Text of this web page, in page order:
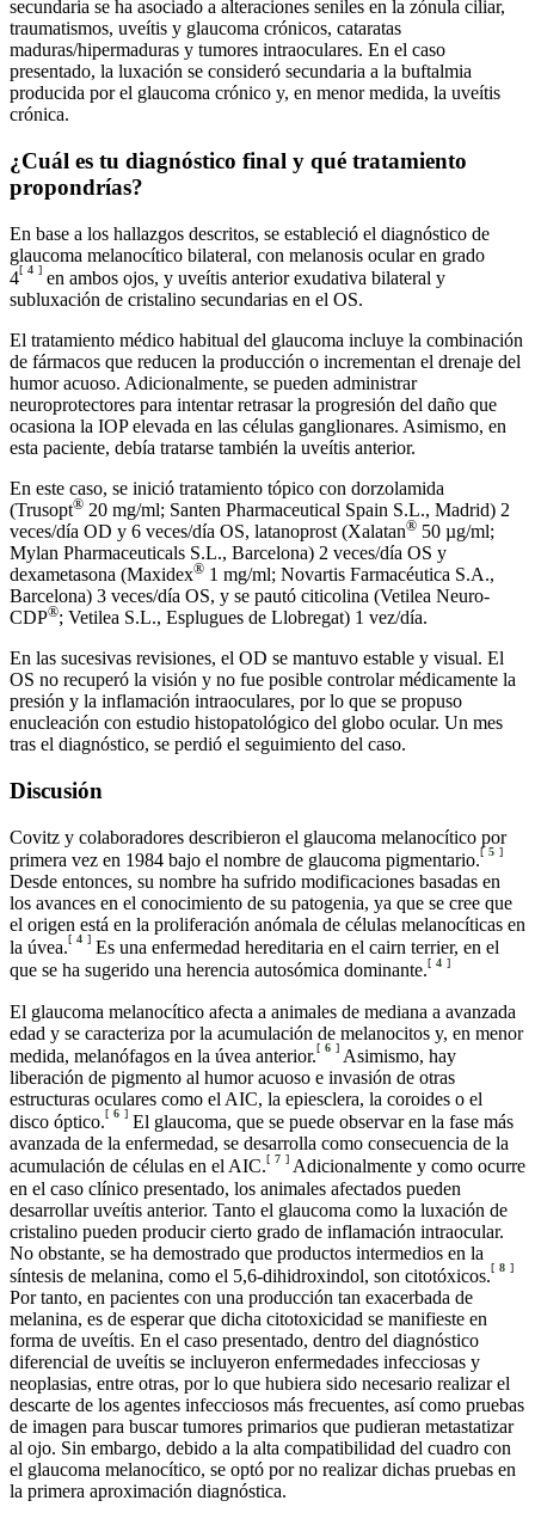
secundaria se ha asociado a alteraciones seniles en la zónula ciliar,
traumatismos, uveítis y glaucoma crónicos, cataratas
maduras/hipermaduras y tumores intraoculares. En el caso
presentado, la luxación se consideró secundaria a la buftalmia
producida por el glaucoma crónico y, en menor medida, la uveítis
crónica.
¿Cuál es tu diagnóstico final y qué tratamiento
propondrías?
En base a los hallazgos descritos, se estableció el diagnóstico de
glaucoma melanocítico bilateral, con melanosis ocular en grado
4[ 4 ] en ambos ojos, y uveítis anterior exudativa bilateral y
subluxación de cristalino secundarias en el OS.
El tratamiento médico habitual del glaucoma incluye la combinación
de fármacos que reducen la producción o incrementan el drenaje del
humor acuoso. Adicionalmente, se pueden administrar
neuroprotectores para intentar retrasar la progresión del daño que
ocasiona la IOP elevada en las células ganglionares. Asimismo, en
esta paciente, debía tratarse también la uveítis anterior.
En este caso, se inició tratamiento tópico con dorzolamida
(Trusopt® 20 mg/ml; Santen Pharmaceutical Spain S.L., Madrid) 2
veces/día OD y 6 veces/día OS, latanoprost (Xalatan® 50 µg/ml;
Mylan Pharmaceuticals S.L., Barcelona) 2 veces/día OS y
dexametasona (Maxidex® 1 mg/ml; Novartis Farmacéutica S.A.,
Barcelona) 3 veces/día OS, y se pautó citicolina (Vetilea Neuro-
CDP®; Vetilea S.L., Esplugues de Llobregat) 1 vez/día.
En las sucesivas revisiones, el OD se mantuvo estable y visual. El
OS no recuperó la visión y no fue posible controlar médicamente la
presión y la inflamación intraoculares, por lo que se propuso
enucleación con estudio histopatológico del globo ocular. Un mes
tras el diagnóstico, se perdió el seguimiento del caso.
Discusión
Covitz y colaboradores describieron el glaucoma melanocítico por
primera vez en 1984 bajo el nombre de glaucoma pigmentario.[ 5 ]
Desde entonces, su nombre ha sufrido modificaciones basadas en
los avances en el conocimiento de su patogenia, ya que se cree que
el origen está en la proliferación anómala de células melanocíticas en
la úvea.[ 4 ] Es una enfermedad hereditaria en el cairn terrier, en el
que se ha sugerido una herencia autosómica dominante.[ 4 ]
El glaucoma melanocítico afecta a animales de mediana a avanzada
edad y se caracteriza por la acumulación de melanocitos y, en menor
medida, melanófagos en la úvea anterior.[ 6 ] Asimismo, hay
liberación de pigmento al humor acuoso e invasión de otras
estructuras oculares como el AIC, la epiesclera, la coroides o el
disco óptico.[ 6 ] El glaucoma, que se puede observar en la fase más
avanzada de la enfermedad, se desarrolla como consecuencia de la
acumulación de células en el AIC.[ 7 ] Adicionalmente y como ocurre
en el caso clínico presentado, los animales afectados pueden
desarrollar uveítis anterior. Tanto el glaucoma como la luxación de
cristalino pueden producir cierto grado de inflamación intraocular.
No obstante, se ha demostrado que productos intermedios en la
síntesis de melanina, como el 5,6-dihidroxindol, son citotóxicos.[ 8 ]
Por tanto, en pacientes con una producción tan exacerbada de
melanina, es de esperar que dicha citotoxicidad se manifieste en
forma de uveítis. En el caso presentado, dentro del diagnóstico
diferencial de uveítis se incluyeron enfermedades infecciosas y
neoplasias, entre otras, por lo que hubiera sido necesario realizar el
descarte de los agentes infecciosos más frecuentes, así como pruebas
de imagen para buscar tumores primarios que pudieran metastatizar
al ojo. Sin embargo, debido a la alta compatibilidad del cuadro con
el glaucoma melanocítico, se optó por no realizar dichas pruebas en
la primera aproximación diagnóstica.